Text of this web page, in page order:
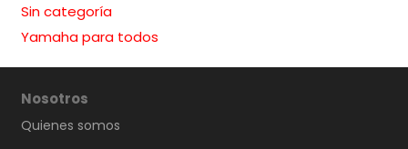
Sin categoría
Yamaha para todos
Nosotros
Quienes somos